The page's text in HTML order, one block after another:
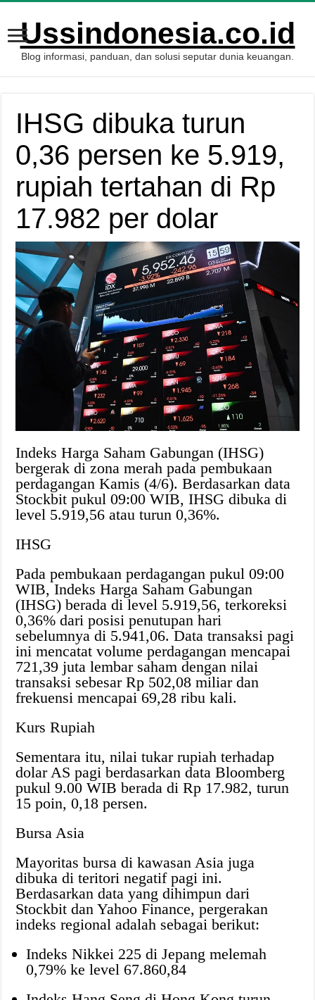
Ussindonesia.co.id
Blog informasi, panduan, dan solusi seputar dunia keuangan.
IHSG dibuka turun
0,36 persen ke 5.919,
rupiah tertahan di Rp
17.982 per dolar
Indeks Harga Saham Gabungan (IHSG)
bergerak di zona merah pada pembukaan
perdagangan Kamis (4/6). Berdasarkan data
Stockbit pukul 09:00 WIB, IHSG dibuka di
level 5.919,56 atau turun 0,36%.
IHSG
Pada pembukaan perdagangan pukul 09:00
WIB, Indeks Harga Saham Gabungan
(IHSG) berada di level 5.919,56, terkoreksi
0,36% dari posisi penutupan hari
sebelumnya di 5.941,06. Data transaksi pagi
ini mencatat volume perdagangan mencapai
721,39 juta lembar saham dengan nilai
transaksi sebesar Rp 502,08 miliar dan
frekuensi mencapai 69,28 ribu kali.
Kurs Rupiah
Sementara itu, nilai tukar rupiah terhadap
dolar AS pagi berdasarkan data Bloomberg
pukul 9.00 WIB berada di Rp 17.982, turun
15 poin, 0,18 persen.
Bursa Asia
Mayoritas bursa di kawasan Asia juga
dibuka di teritori negatif pagi ini.
Berdasarkan data yang dihimpun dari
Stockbit dan Yahoo Finance, pergerakan
indeks regional adalah sebagai berikut:
Indeks Nikkei 225 di Jepang melemah
0,79% ke level 67.860,84